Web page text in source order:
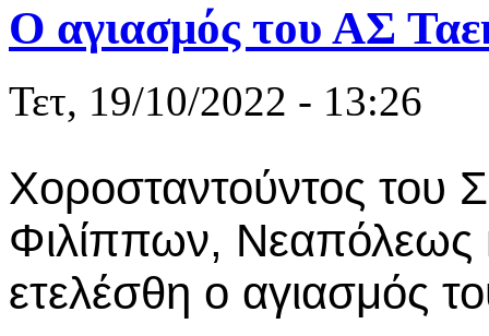
Ο αγιασμός του ΑΣ
Τετ, 19/10/2022 - 13:26
Χοροσταντούντος του
Φιλίππων, Νεαπόλεως
ετελέσθη ο αγιασμός